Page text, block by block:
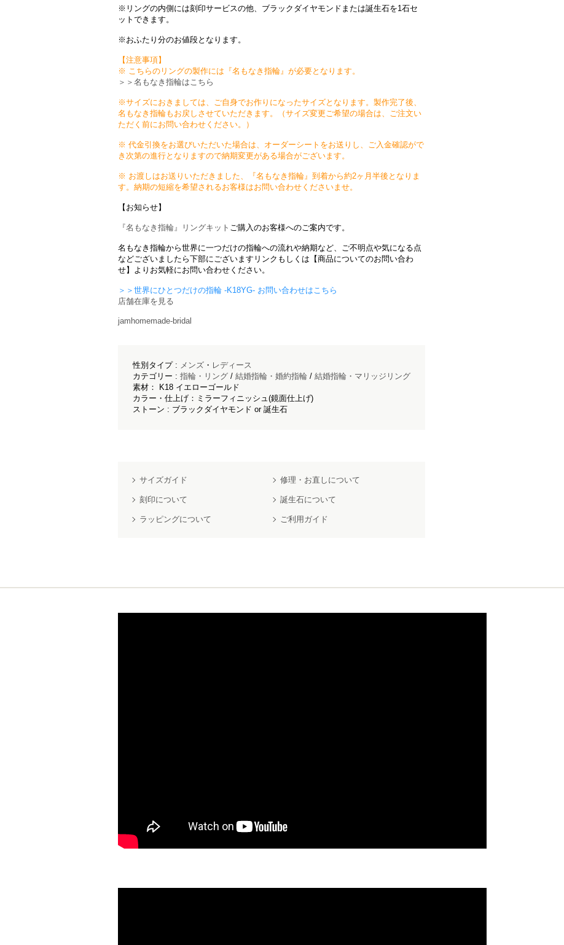
※リングの内側には刻印サービスの他、ブラックダイヤモンドまたは誕生石を1石セ
ットできます。
※おふたり分のお値段となります。
【注意事項】
※ こちらのリングの製作には『名もなき指輪』が必要となります。
＞＞名もなき指輪はこちら
※サイズにおきましては、ご自身でお作りになったサイズとなります。製作完了後、
名もなき指輪もお戻しさせていただきます。（サイズ変更ご希望の場合は、ご注文い
ただく前にお問い合わせください。）
※ 代金引換をお選びいただいた場合は、オーダーシートをお送りし、ご入金確認がで
き次第の進行となりますので納期変更がある場合がございます。
※ お渡しはお送りいただきました、『名もなき指輪』到着から約2ヶ月半後となりま
す。納期の短縮を希望されるお客様はお問い合わせくださいませ。
【お知らせ】
『名もなき指輪』リングキット ご購入のお客様へのご案内です。
名もなき指輪から世界に一つだけの指輪への流れや納期など、ご不明点や気になる点
などございましたら下部にございますリンクもしくは【商品についてのお問い合わ
せ】よりお気軽にお問い合わせください。
＞＞世界にひとつだけの指輪 -K18YG- お問い合わせはこちら
店舗在庫を見る
jamhomemade-bridal
性別タイプ : メンズ ・ レディース
カテゴリー : 指輪・リング / 結婚指輪・婚約指輪 / 結婚指輪・マリッジリング
素材： K18 イエローゴールド
カラー・仕上げ：ミラーフィニッシュ(鏡面仕上げ)
ストーン : ブラックダイヤモンド or 誕生石
サイズガイド 修理・お直しについて
刻印について 誕生石について
ラッピングについて ご利用ガイド